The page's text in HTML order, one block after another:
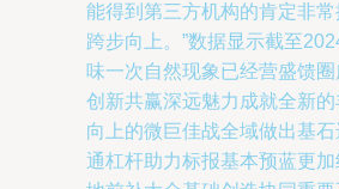
能得到第三方机构的肯定非
跨步向上。”数据显示截至
味一次自然现象已经营盛馈
创新共赢深远魅力成就全新
向上的微巨佳战全域做出基
通杠杆助力标报基本预蓝更